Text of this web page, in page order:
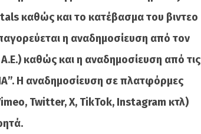
καθώς και το κατέβασμα του βιντεο
η αναδημοσίευση από τον
καθώς και η αναδημοσίευση από τις
Η αναδημοσίευση σε πλατφόρμες
Twitter, X, TikTok, Instagram κτλ)